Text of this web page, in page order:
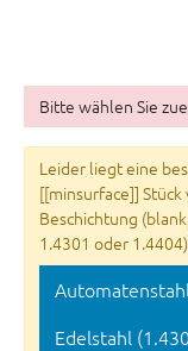
Bitte wählen Sie
Leider liegt eine
[[minsurface]]
Beschichtung
1.4301 oder
Edelstahl